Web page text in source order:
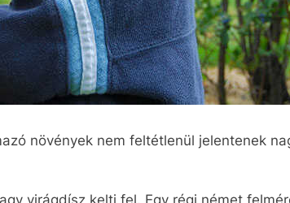
növények nem feltétlenül jelentenek